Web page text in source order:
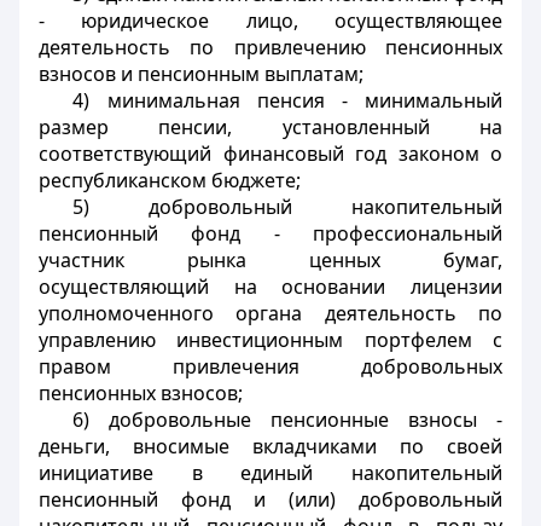
- юридическое лицо, осуществляющее
деятельность по привлечению пенсионных
взносов и пенсионным выплатам;
4) минимальная пенсия - минимальный
размер пенсии, установленный на
соответствующий финансовый год законом о
республиканском бюджете;
5) добровольный накопительный
пенсионный фонд - профессиональный
участник рынка ценных бумаг,
осуществляющий на основании лицензии
уполномоченного органа деятельность по
управлению инвестиционным портфелем с
правом привлечения добровольных
пенсионных взносов;
6) добровольные пенсионные взносы -
деньги, вносимые вкладчиками по своей
инициативе в единый накопительный
пенсионный фонд и (или) добровольный